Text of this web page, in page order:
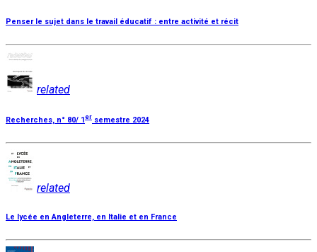
Penser le sujet dans le travail éducatif : entre activité et récit
related
Recherches, n° 80/ 1 er semestre 2024
related
Le lycée en Angleterre, en Italie et en France